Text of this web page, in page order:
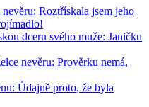
Roztřískala jsem jeho
dceru svého muže: Janičku
nevěru: Prověrku nemá,
Údajně proto, že byla